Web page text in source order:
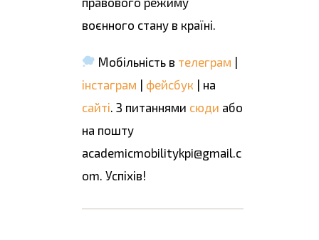
воєнного стану в країні.
Мобільність в телеграм |
інстаграм | фейсбук | на
сайті . З питаннями сюди або
на пошту
academicmobilitykpi@gmail.c
om. Успіхів!